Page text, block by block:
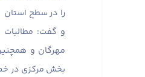
را در سطح
و گفت:
مهرگان و
بخش مرکزی در